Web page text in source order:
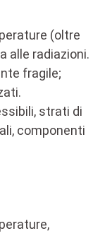
(oltre
alle radiazioni.
fragile;
strati di
componenti